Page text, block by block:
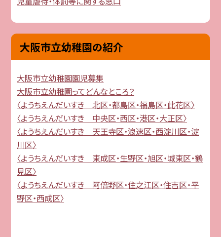
大阪市立幼稚園の紹介
大阪市立幼稚園園児募集
大阪市立幼稚園ってどんなところ？
〈ようちえんだいすき 北区・都島区・福島区・此花区〉
〈ようちえんだいすき 中央区・西区・港区・大正区〉
〈ようちえんだいすき 天王寺区・浪速区・西淀川区・淀
川区〉
〈ようちえんだいすき 東成区・生野区・旭区・城東区・鶴
見区〉
〈ようちえんだいすき 阿倍野区・住之江区・住吉区・平
野区・西成区〉